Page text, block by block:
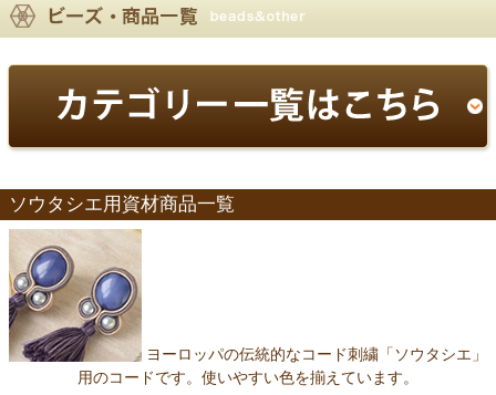
ソウタシエ用資材商品一覧
ヨーロッパの伝統的なコード刺繍「ソウタシエ」
用のコードです。使いやすい色を揃えています。